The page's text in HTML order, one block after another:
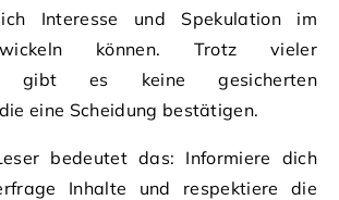
Interesse und Spekulation im
können. Trotz vieler
gibt es keine gesicherten
eine Scheidung bestätigen.
bedeutet das: Informiere dich
Inhalte und respektiere die